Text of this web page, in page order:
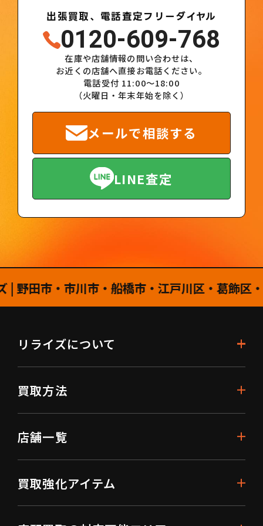
出張買取、電話査定フリーダイヤル
0120-609-768
在庫や店舗情報の問い合わせは、
お近くの店舗へ直接お電話ください。
電話受付 11:00～18:00
（火曜日・年末年始を除く）
メールで相談する
LINE査定
・市川市・船橋市・江戸川区・葛飾区・柏市
リライズについて
買取方法
店舗一覧
買取強化アイテム